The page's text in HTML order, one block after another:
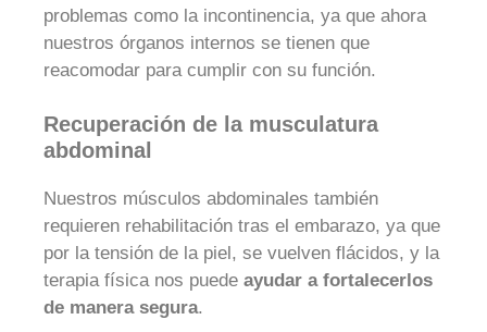
problemas como la incontinencia, ya que ahora
nuestros órganos internos se tienen que
reacomodar para cumplir con su función.
Recuperación de la musculatura
abdominal
Nuestros músculos abdominales también
requieren rehabilitación tras el embarazo, ya que
por la tensión de la piel, se vuelven flácidos, y la
terapia física nos puede ayudar a fortalecerlos
de manera segura.